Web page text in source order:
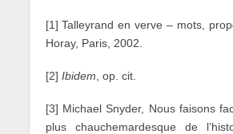
[1] Talleyrand en verve – mots,
Horay, Paris, 2002.
[2] Ibidem , op. cit.
[3] Michael Snyder, Nous faisons
plus chauchemardesque de